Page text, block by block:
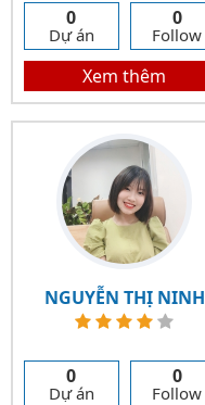
0
Dự án
0
Follow
Xem thêm
NGUYỄN THỊ NINH
0
Dự án
0
Follow